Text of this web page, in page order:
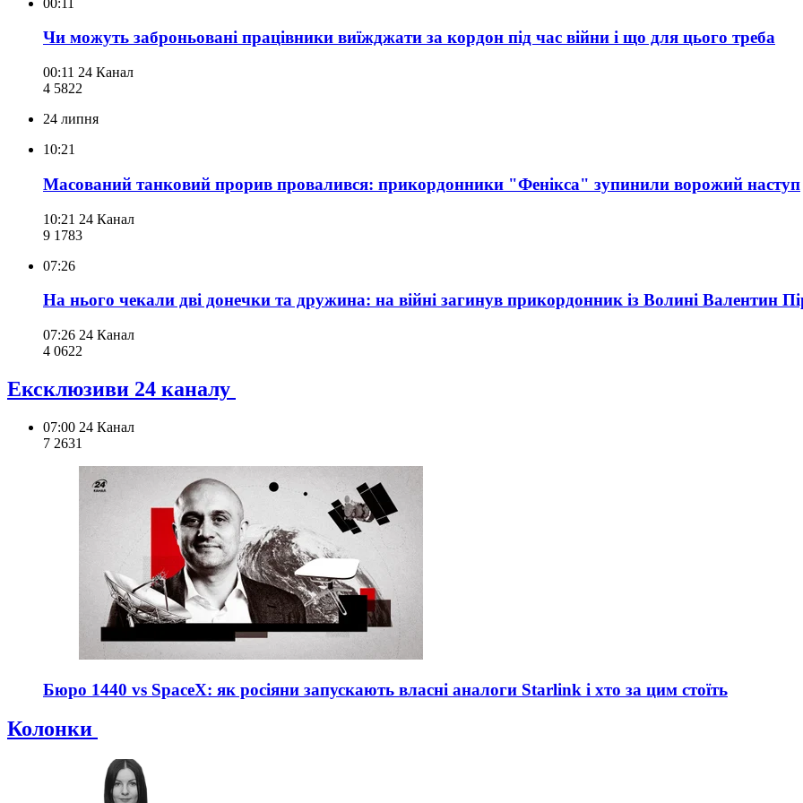
Чи можуть заброньовані працівники виїжджати за кордон під час війни і що для цього треба
00:11 24 Канал
4 5822
24 липня
10:21
Масований танковий прорив провалився: прикордонники "Фенікса" зупинили ворожий наступ
10:21 24 Канал
9 1783
07:26
На нього чекали дві донечки та дружина: на війні загинув прикордонник із Волині Валентин
07:26 24 Канал
4 0622
Ексклюзиви 24 каналу
07:00 24 Канал
7 2631
Бюро 1440 vs SpaceX: як росіяни запускають власні аналоги Starlink і хто за цим стоїть
Колонки